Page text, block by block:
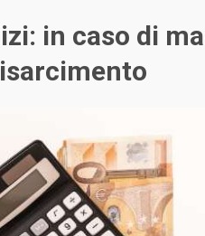
in caso di